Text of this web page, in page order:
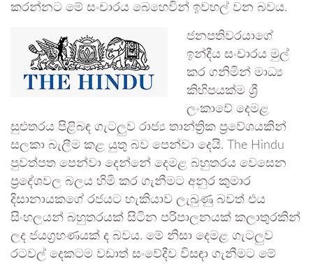
කරන්නට මේ සංචාරය බෙහෙවින් ඉවහල් වන බවය.
ජනපතිවරයාගේ
ඉන්දීය සංචාරය මුල්
කර ගනිමින් මාධ්‍ය
කිහිපයක්ම ශ්‍රී
ලංකාවේ දෙමළ
සුළුතරය පිළිබඳ ගැටලුව රාජ්‍ය තාන්ත්‍රික ප්‍රවේශයකින්
සලකා බැලීම කළ යුතු බව පෙන්වා දෙයි. The Hindu
පුවත්පත පෙන්වා දෙන්නේ දෙමළ බහුතරය වෙසෙන
ප්‍රදේශවල බලය හිමි කර ගැනීමට අනුර කුමාර
දිසානායකගේ රජයට හැකියාව ලැබුණු බවත් එය
සිංහලයන් බහුතරයක් සිටින පරිපාලනයක් කලාතුරකින්
ලද ජයග්‍රහණයක් ද බවය. මේ නිසා දෙමළ ගැටලුව
රටවල් දෙකටම වඩාත් සංවේදීව විසඳා ගැනීමට මේ